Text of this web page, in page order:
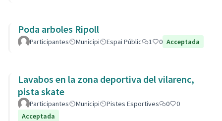
Poda arboles Ripoll
Participantes Municipi Espai Públic 1 0 Acceptada
Lavabos en la zona deportiva del vilarenc,
pista skate
Participantes Municipi Pistes Esportives 0
0
Acceptada